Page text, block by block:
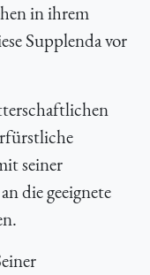
in ihrem
Supplenda vor
seiner
die geeignete